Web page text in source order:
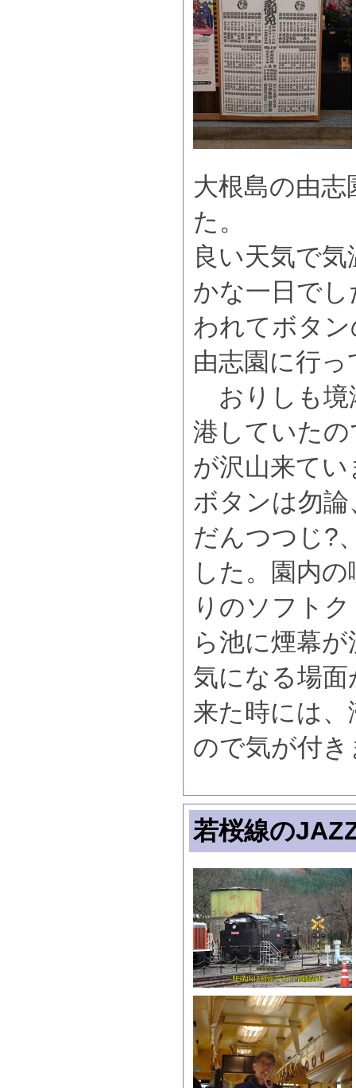
大根島の由
た。
良い天気で
かな一日で
われてボタ
由志園に行
おりしも境
港していた
が沢山来て
ボタンは勿
だんつつじ?
した。園内
りのソフト
ら池に煙幕
気になる場
来た時には
ので気が付
若桜線の